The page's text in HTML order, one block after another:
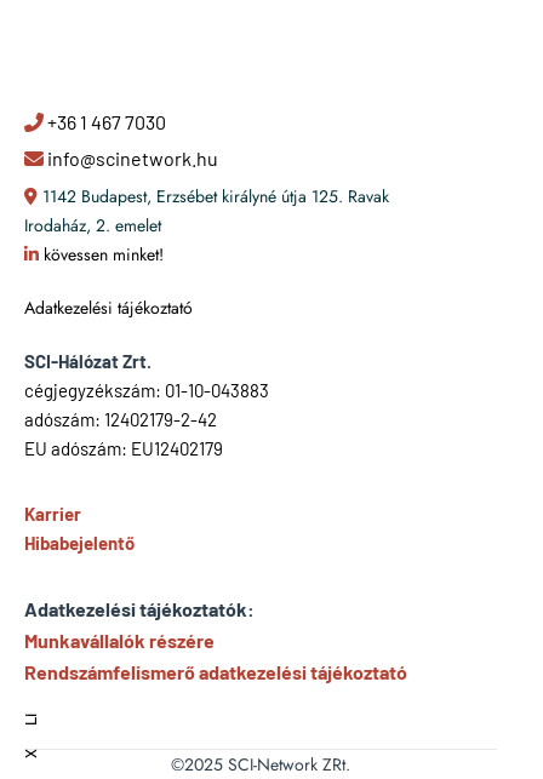
X
Li
+36 1 467 7030
info@scinetwork.hu
1142 Budapest, Erzsébet királyné útja 125. Ravak
Irodaház, 2. emelet
kövessen minket!
Adatkezelési tájékoztató
SCI-Hálózat Zrt.
cégjegyzékszám: 01-10-043883
adószám: 12402179-2-42
EU adószám: EU12402179
Karrier
Hibabejelentő
Adatkezelési tájékoztatók:
Munkavállalók részére
Rendszámfelismerő adatkezelési tájékoztató
©2025 SCI-Network ZRt.